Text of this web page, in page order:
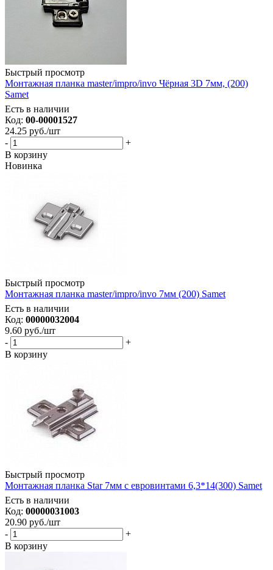
Быстрый просмотр
Монтажная планка master/impro/invo Чёрная 3D 7мм, (200)
Samet
Есть в наличии
Код: 00-00001527
24.25 руб./шт
-
+
В корзину
Новинка
Быстрый просмотр
Монтажная планка master/impro/invo 7мм (200) Samet
Есть в наличии
Код: 00000032004
9.60 руб./шт
-
+
В корзину
Быстрый просмотр
Монтажная планка Star 7мм с евровинтами 6,3*14(300) Samet
Есть в наличии
Код: 00000031003
20.90 руб./шт
-
+
В корзину